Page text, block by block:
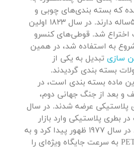
که بسته بندی‌های چوبی و
شیشه‌ای قدمتی5000ساله دارند. در سال 1823 اولین
اختراع شد. قوطی‌های کنسرو
از دهه 1900 شروع به استفاده شد، در همین
سازی تبدیل به یکی از
بسته بندی گردیدند.
ماده بسته بندی است، در
کشف و بعد از جنگ جهانی دوم،
پلاستیکی عرضه شدند. در سال
در بطری پلاستیکی وارد بازار
شد، سپس پلی‌اتیلن در سال 1977 ظهور پیدا کرد و به
دنبال آن بطری های PET به سرعت جایگاه ویژه‌ای را